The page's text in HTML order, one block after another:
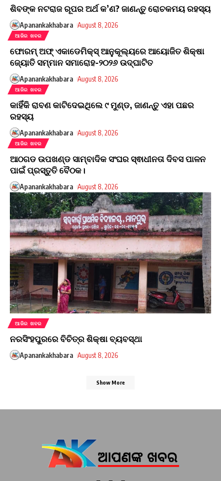
ଶିବଙ୍କ ନଟରାଜ ରୂପର ଅର୍ଥ କ’ଣ? ଜାଣନ୍ତୁ ରୋଚକମୟ ରହସ୍ୟ
Apanankakhabara August 8, 2026
ଆଜିର ଖବର
ଫୋରମ୍ ଅଫ୍ ଏକାଡେମିକ୍ସ୍ ଆନୁକୂଲ୍ୟରେ ଆୟୋଜିତ ଶିକ୍ଷା
ଜ୍ୟୋତି ସମ୍ମାନ ସମାରୋହ-୨୦୨୬ ଉଦ୍ଘାଟିତ
Apanankakhabara August 8, 2026
ଆଜିର ଖବର
କାହିଁକି ରାବଣ କାଟିଦେଇଥିଲେ ୯ ମୁଣ୍ଡ, ଜାଣନ୍ତୁ ଏହା ପଛର
ରହସ୍ୟ
Apanankakhabara August 8, 2026
ଆଜିର ଖବର
ଆଠଗଡ ଉପଖଣ୍ଡ ସାମ୍ବାଦିକ ସଂଘର ସ୍ଵାଧୀନତା ଦିବସ ପାଳନ
ପାଇଁ ପ୍ରସ୍ତୁତି ବୈଠକ।
Apanankakhabara August 8, 2026
ଆଜିର ଖବର
ନରସିଂହପୁରରେ ବିଚିତ୍ର ଶିକ୍ଷା ବ୍ୟବସ୍ଥା
Apanankakhabara August 8, 2026
Show More